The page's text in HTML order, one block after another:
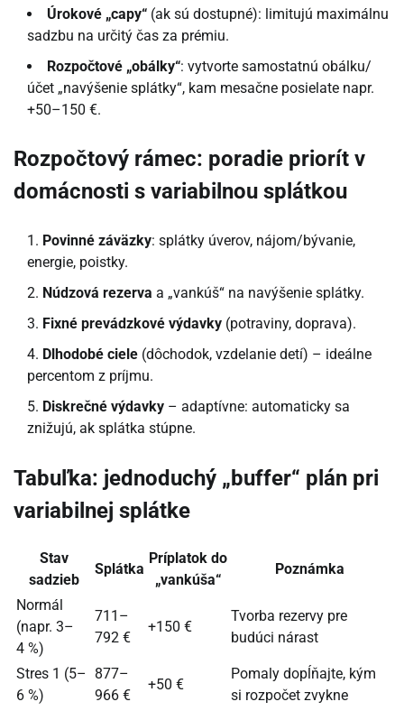
Úrokové „capy“ (ak sú dostupné): limitujú maximálnu
sadzbu na určitý čas za prémiu.
Rozpočtové „obálky“: vytvorte samostatnú obálku/
účet „navýšenie splátky“, kam mesačne posielate napr.
+50–150 €.
Rozpočtový rámec: poradie priorít v
domácnosti s variabilnou splátkou
Povinné záväzky: splátky úverov, nájom/bývanie,
energie, poistky.
Núdzová rezerva a „vankúš“ na navýšenie splátky.
Fixné prevádzkové výdavky (potraviny, doprava).
Dlhodobé ciele (dôchodok, vzdelanie detí) – ideálne
percentom z príjmu.
Diskrečné výdavky – adaptívne: automaticky sa
znižujú, ak splátka stúpne.
Tabuľka: jednoduchý „buffer“ plán pri
variabilnej splátke
Stav
sadzieb
Splátka
Príplatok do
„vankúša“
Poznámka
Normál
(napr. 3–
4 %)
711–
792 €
+150 €
Tvorba rezervy pre
budúci nárast
Stres 1 (5–
6 %)
877–
966 €
+50 €
Pomaly dopĺňajte, kým
si rozpočet zvykne